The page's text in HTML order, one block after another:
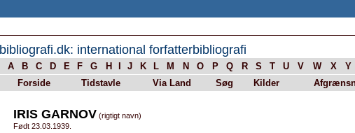
bibliografi.dk: international forfatterbibliografi
A B C D E F G H J K L M N O P Q R S T U V W X Y
Forside
Tidstavle Via Land Søg Kilder
IRIS GARNOV (rigtigt navn)
Født 23.03.1939.